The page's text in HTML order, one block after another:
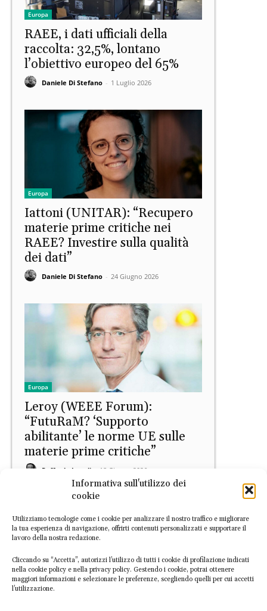
Informativa sull'utilizzo dei
cookie
Utilizziamo tecnologie come i cookie per analizzare il nostro traffico e migliorare
la tua esperienza di navigazione, offrirti contenuti personalizzati e supportare il
lavoro della nostra redazione.
Cliccando su “Accetta”, autorizzi l’utilizzo di tutti i cookie di profilazione indicati
nella cookie policy e nella privacy policy. Gestendo i cookie, potrai ottenere
maggiori informazioni e selezionare le preferenze, scegliendo quelli per cui accetti
l’utilizzazione.
Europa
RAEE, i dati ufficiali della
raccolta: 32,5%, lontano
l’obiettivo europeo del 65%
Daniele Di Stefano - 1 Luglio 2026
Europa
Iattoni (UNITAR): “Recupero
materie prime critiche nei
RAEE? Investire sulla qualità
dei dati”
Daniele Di Stefano - 24 Giugno 2026
Europa
Leroy (WEEE Forum):
“FutuRaM? ‘Supporto
abilitante’ le norme UE sulle
materie prime critiche”
Raffaele Lupoli 18 Giugno 2026
NEWS